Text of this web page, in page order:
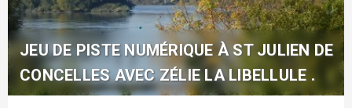
JEU DE PISTE NUMÉRIQUE À ST JULIEN DE
CONCELLES AVEC ZÉLIE LA LIBELLULE .